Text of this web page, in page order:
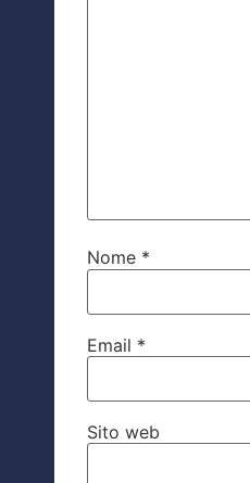
Nome *
Email *
Sito web